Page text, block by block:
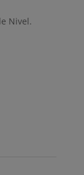
Nivel.